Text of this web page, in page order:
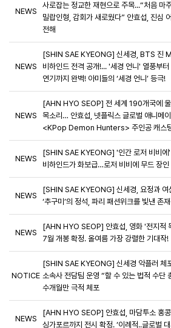
NEWS
사로잡는 정교한 재현으로 주목...“처음 마
밀랍인형, 감회가 새로웠다” 안효섭, 진심
전해
NEWS
[SHIN SAE KYEONG] 신세경, BTS 진
비하인드 전격 공개!... '세경 언니' 열풍부터
연기까지 완벽! 아미들의 ‘세경 언니’ 등극!
NEWS
[AHN HYO SEOP] 전 세계 190개국에 울
목소리… 안효섭, 넷플릭스 글로벌 애니메
<KPop Demon Hunters> 주인공 캐스
NEWS
[SHIN SAE KYEONG] '인간 로저 비비에'
비하인드가 화보급…로저 비비에 무드 장인
NEWS
[SHIN SAE KYEONG] 신세경, 요정과 여
‘추구미’의 정석, 파리 패션위크를 빛낸 존
NEWS
[AHN HYO SEOP] 안효섭, 영화 '전지적
7월 개봉 확정. 올여름 가장 강렬한 기대작!
NOTICE
[SHIN SAE KYEONG] 신세경 악플러 체
소속사 전담팀 운영 “할 수 있는 법적 수단
수개월만 극적 체포
NEWS
[AHN HYO SEOP] 안효섭, 마담투소 홍콩
싱가포르까지 전시 확정. ‘이례적..글로벌 대